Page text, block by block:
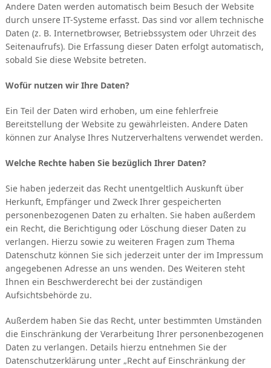
Andere Daten werden automatisch beim Besuch der Website
durch unsere IT-Systeme erfasst. Das sind vor allem technische
Daten (z. B. Internetbrowser, Betriebssystem oder Uhrzeit des
Seitenaufrufs). Die Erfassung dieser Daten erfolgt automatisch,
sobald Sie diese Website betreten.
Wofür nutzen wir Ihre Daten?
Ein Teil der Daten wird erhoben, um eine fehlerfreie
Bereitstellung der Website zu gewährleisten. Andere Daten
können zur Analyse Ihres Nutzerverhaltens verwendet werden.
Welche Rechte haben Sie bezüglich Ihrer Daten?
Sie haben jederzeit das Recht unentgeltlich Auskunft über
Herkunft, Empfänger und Zweck Ihrer gespeicherten
personenbezogenen Daten zu erhalten. Sie haben außerdem
ein Recht, die Berichtigung oder Löschung dieser Daten zu
verlangen. Hierzu sowie zu weiteren Fragen zum Thema
Datenschutz können Sie sich jederzeit unter der im Impressum
angegebenen Adresse an uns wenden. Des Weiteren steht
Ihnen ein Beschwerderecht bei der zuständigen
Aufsichtsbehörde zu.
Außerdem haben Sie das Recht, unter bestimmten Umständen
die Einschränkung der Verarbeitung Ihrer personenbezogenen
Daten zu verlangen. Details hierzu entnehmen Sie der
Datenschutzerklärung unter „Recht auf Einschränkung der